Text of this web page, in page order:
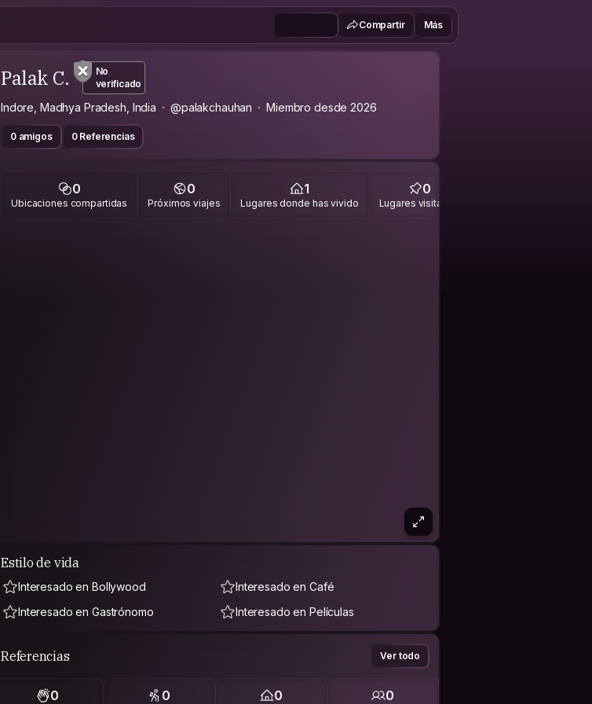
Compartir Más
Palak C.
No
verificado
Indore, Madhya Pradesh, India @palakchauhan Miembro desde 2026
0 amigos 0 Referencias
0
Ubicaciones compartidas
0
Próximos viajes
1
Lugares donde has vivido
0
Lugares visitados
Estilo de vida
Interesado en Bollywood
Interesado en Café
Interesado en Gastrónomo
Interesado en Películas
Referencias Ver todo
0 0 0 0